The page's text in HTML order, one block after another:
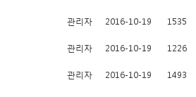
관리자 2016-10-19 1535
관리자 2016-10-19 1226
관리자 2016-10-19 1493